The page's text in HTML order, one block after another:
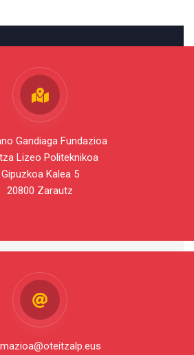
Gandiaga Fundazioa
Lizeo Politeknikoa
Gipuzkoa Kalea 5
20800 Zarautz